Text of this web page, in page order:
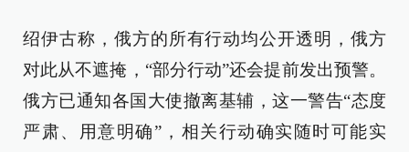
绍伊古称，俄方的所有行动均公开透明，俄方
对此从不遮掩，“部分行动”还会提前发出预警。
俄方已通知各国大使撤离基辅，这一警告“态度
严肃、用意明确”，相关行动确实随时可能实